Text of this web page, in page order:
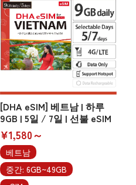
[DHA eSIM] 베트남 | 하루
9GB | 5일 / 7일 | 선불 eSIM
¥1,580～
베트남
중간: 6GB~49GB